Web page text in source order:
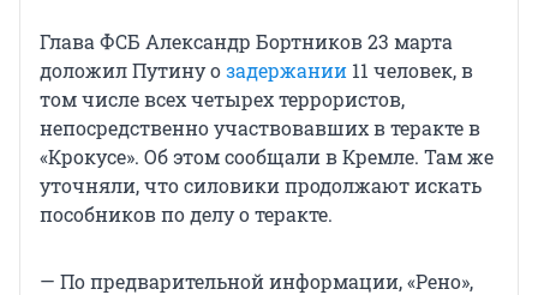
Глава ФСБ Александр Бортников 23 марта
доложил Путину озадержании 11 человек, в
том числе всех четырех террористов,
непосредственно участвовавших в теракте в
«Крокусе». Об этом сообщали в Кремле. Там же
уточняли, что силовики продолжают искать
пособников по делу о теракте.
— По предварительной информации, «Рено»,